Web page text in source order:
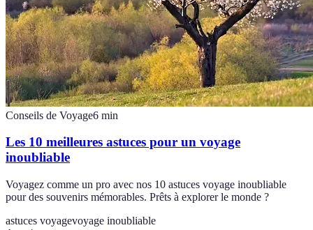
Conseils de Voyage6 min
Les 10 meilleures astuces pour un voyage
inoubliable
Voyagez comme un pro avec nos 10 astuces voyage inoubliable
pour des souvenirs mémorables. Prêts à explorer le monde ?
astuces voyagevoyage inoubliable